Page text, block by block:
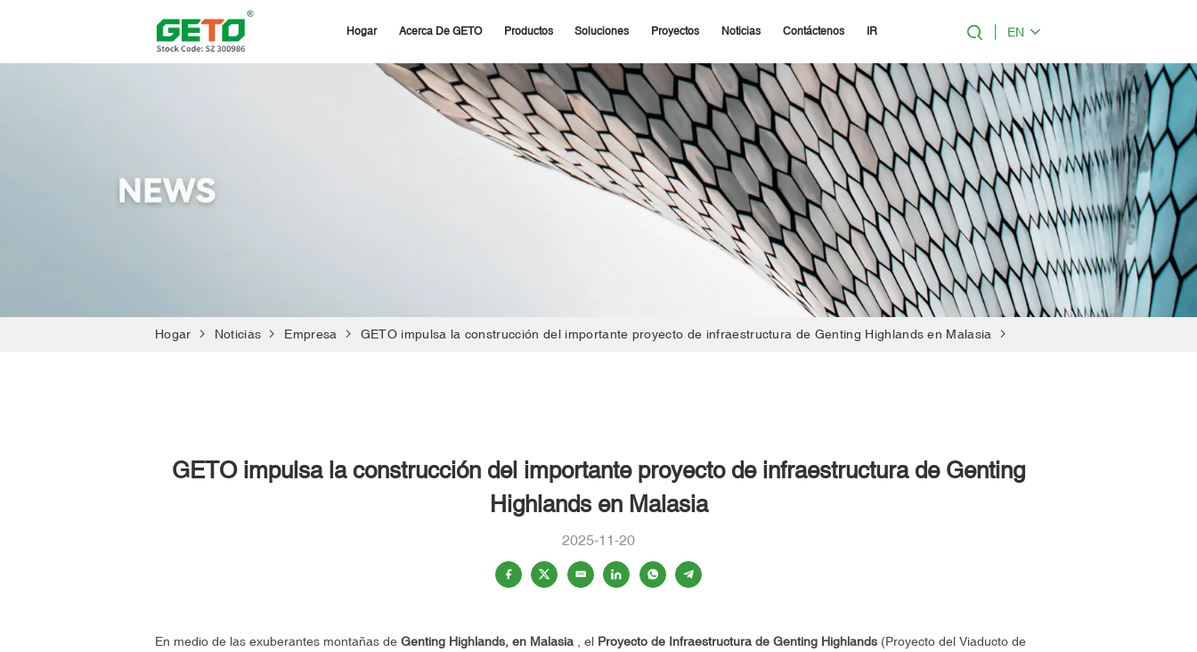
Hogar Acerca De GETO Productos Soluciones Proyectos Noticias Contáctenos IR EN
Hogar Noticias Empresa GETO impulsa la construcción del importante proyecto de infraestructura de Genting Highlands en Malasia
GETO impulsa la construcción del importante proyecto de infraestructura de Genting
Highlands en Malasia
2025-11-20
En medio de las exuberantes montañas de Genting Highlands, en Malasia, el Proyecto de Infraestructura de Genting Highlands(Proyecto del Viaducto de